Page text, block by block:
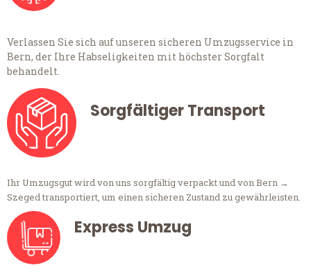
Verlassen Sie sich auf unseren sicheren Umzugsservice in
Bern, der Ihre Habseligkeiten mit höchster Sorgfalt
behandelt.
Sorgfältiger Transport
Ihr Umzugsgut wird von uns sorgfältig verpackt und von Bern →
Szeged transportiert, um einen sicheren Zustand zu gewährleisten.
Express Umzug